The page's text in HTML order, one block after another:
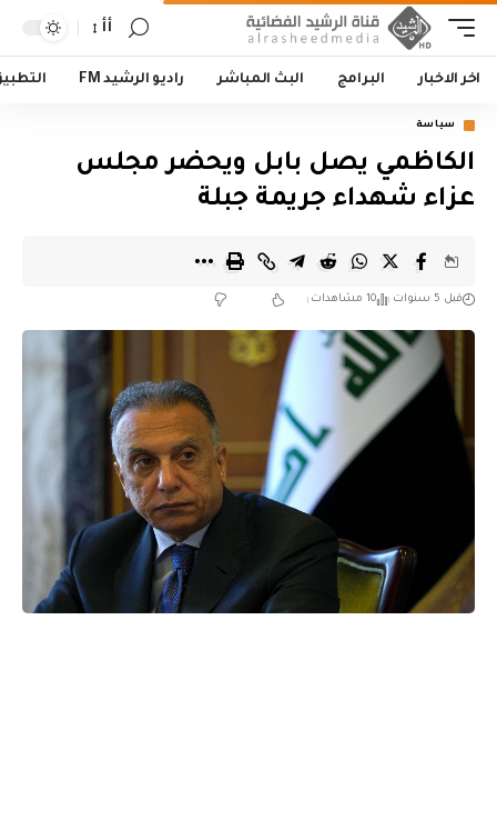
أأ
اخر الاخبار البرامج البث المباشر راديو الرشيد FM
سياسة
الكاظمي يصل بابل ويحضر مجلس
عزاء شهداء جريمة جبلة
قبل 5 سنوات 10 مشاهدات